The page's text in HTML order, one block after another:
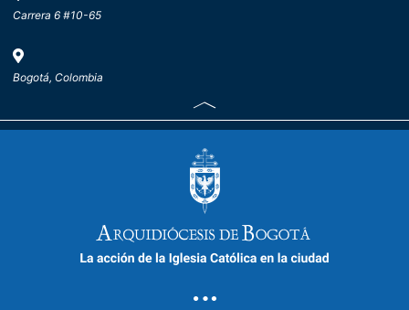
Carrera 6 #10-65
Bogotá, Colombia